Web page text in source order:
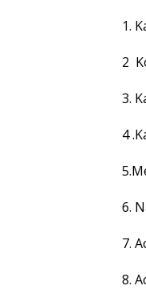
1.
2
3.
4
6.
7.
8.